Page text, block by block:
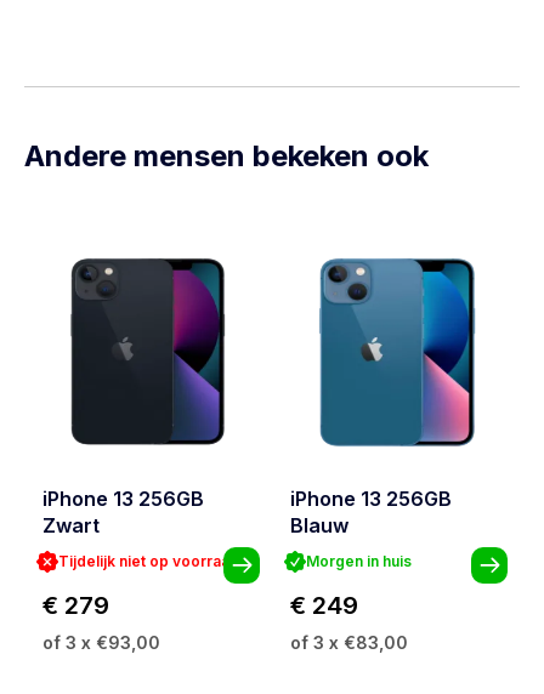
Andere mensen bekeken ook
iPhone 13 256GB
Zwart
Tijdelijk niet op voorraad
€ 279
of 3 x €93,00
iPhone 13 256GB
Blauw
Morgen in huis
€ 249
of 3 x €83,00